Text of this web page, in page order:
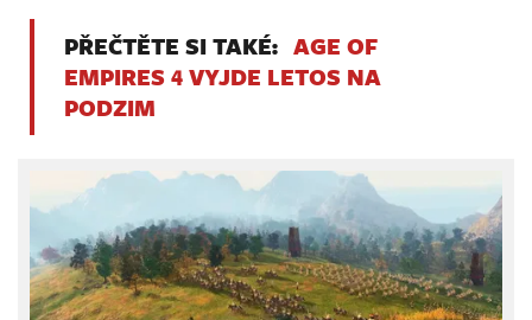
PŘEČTĚTE SI TAKÉ: AGE OF
EMPIRES 4 VYJDE LETOS NA
PODZIM